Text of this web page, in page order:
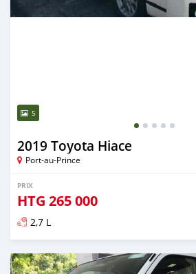
5
2019 Toyota Hiace
Port-au-Prince
PRIX
HTG 265 000
2,7 L
Publié il y a plus d'un an